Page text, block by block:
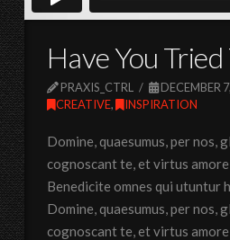
Have You Tried
PRAXIS_CTRL
DECEMBER
CREATIVE, INSPIRATION
Domine, quaesumus, per nos,
cognoscant te, et virtus
Benedicite omnes qui utuntur
Domine, quaesumus, per nos,
cognoscant te, et virtus